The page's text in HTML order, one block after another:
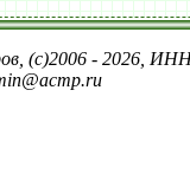
(c)2006 - 2026,